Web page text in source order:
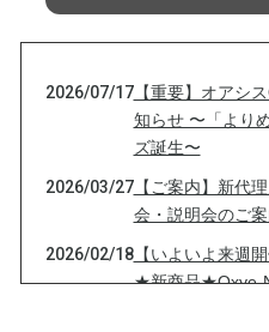
2026/07/17【重要】オアシ
知らせ 〜「より
ズ誕生〜
2026/03/27【ご案内】新代
会・説明会のご案
2026/02/18【いよいよ来週
★新商品★Oxye-